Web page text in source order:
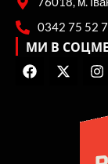
0342 75 52
МИ В
F
a
X
-
I
n
a